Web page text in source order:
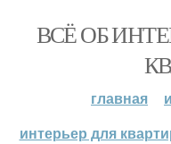
ВСЁ ОБ
главная
интерьер для